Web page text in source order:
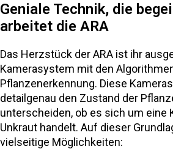
Geniale Technik, die
arbeitet die ARA
Das Herzstück der ARA ist ihr
Kamerasystem mit den
Pflanzenerkennung. Diese
detailgenau den Zustand der
unterscheiden, ob es sich um eine
Unkraut handelt. Auf dieser
vielseitige Möglichkeiten: